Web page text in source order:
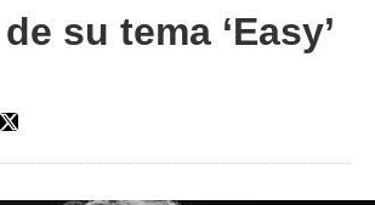
su tema ‘Easy’